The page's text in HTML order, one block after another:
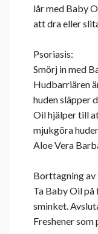
lår med Baby
att dra eller
Psoriasis:
Smörj in med
Hudbarriären
huden släpper
Oil hjälper till
mjukgöra
Aloe Vera
Borttagning
Ta Baby Oil
sminket.
Freshener som